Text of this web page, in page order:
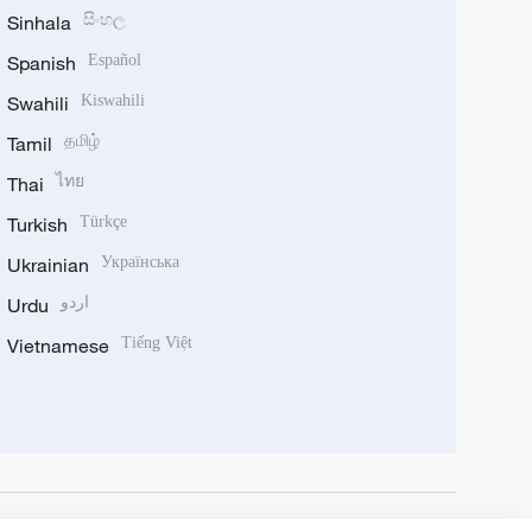
Sinhala සිංහල
Spanish Español
Swahili Kiswahili
Tamil தமிழ்
Thai ไทย
Turkish Türkçe
Ukrainian Українська
Urdu اردو
Vietnamese Tiếng Việt